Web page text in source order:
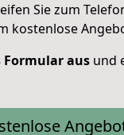
Sie zum
kostenlose
Formular aus und